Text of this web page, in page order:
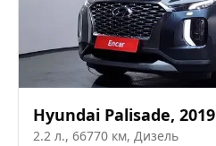
Hyundai Palisade, 2019
2.2 л., 66770 км, Дизель